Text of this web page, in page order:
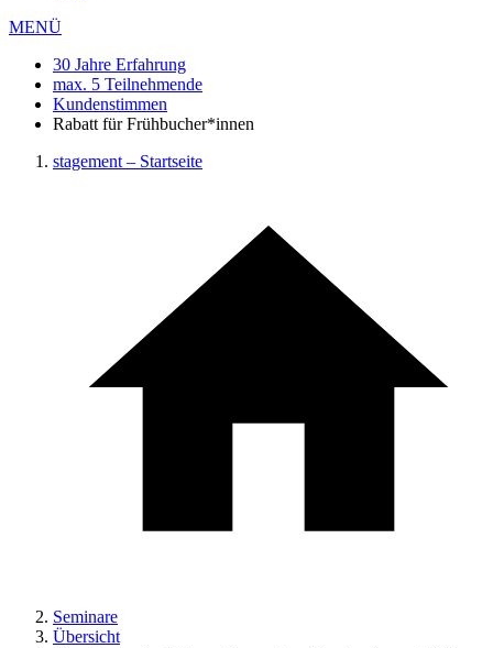
MENÜ
30 Jahre Erfahrung
max. 5 Teilnehmende
Kundenstimmen
Rabatt für Frühbucher*innen
stagement – Startseite
Seminare
Übersicht